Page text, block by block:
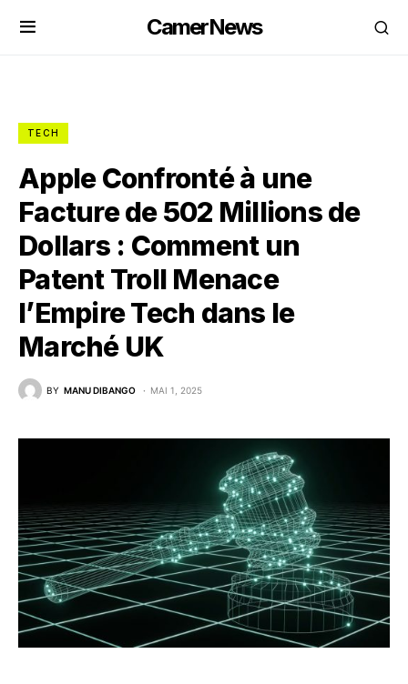
CamerNews
TECH
Apple Confronté à une
Facture de 502 Millions de
Dollars : Comment un
Patent Troll Menace
l’Empire Tech dans le
Marché UK
BY MANU DIBANGO MAI 1, 2025